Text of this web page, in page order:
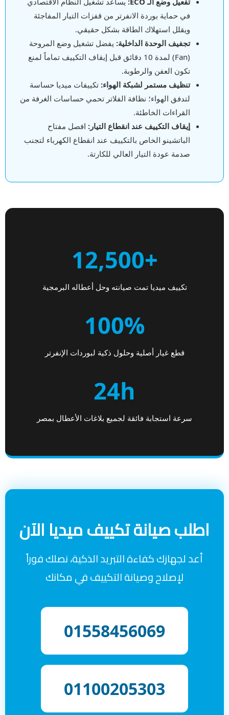
في حماية بوردة الانفرتر من قفزات التيار المفاجئة
ويقلل استهلاك الطاقة بشكل حقيقي.
تجفيف الوحدة الداخلية: يفضل تشغيل وضع المروحة
(Fan) لمدة 10 دقائق قبل إيقاف التكييف تماماً لمنع
تكون العفن والرطوبة.
تنظيف مستمر لشبكة الهواء: تكييفات ميديا حساسة
لتدفق الهواء؛ نظافة الفلاتر تحمي حساسات الغرفة من
القراءات الخاطئة.
إيقاف التكييف عند انقطاع التيار: افصل مفتاح
الباتشينو الخاص بالتكييف عند انقطاع الكهرباء لتجنب
صدمة عودة التيار العالي للكارتة.
+12,500
تكييف ميديا تمت صيانته وحل أعطاله البرمجية
100%
قطع غيار أصلية وحلول ذكية لبوردات الإنفرتر
24h
سرعة استجابة فائقة لجميع بلاغات الأعطال بمصر
اطلب صيانة تكييف ميديا الآن
أعد لجهازك كفاءة التبريد الذكية، نصلك فوراً
لإصلاح وصيانة التكييف في مكانك
01558456069
01100205303